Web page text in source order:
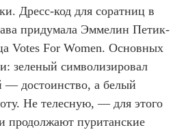
Дресс-код для соратниц в
придумала Эммелин Петик-
Votes For Women. Основных
зеленый символизировал
— достоинство, а белый
Не телесную, — для этого
продолжают пуританские